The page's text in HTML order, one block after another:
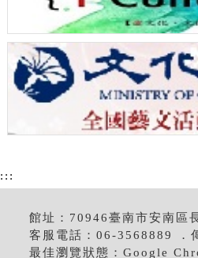
:::
館址：70946臺南市安南區
客服電話：06-3568889 ．
最佳瀏覽狀態：Google